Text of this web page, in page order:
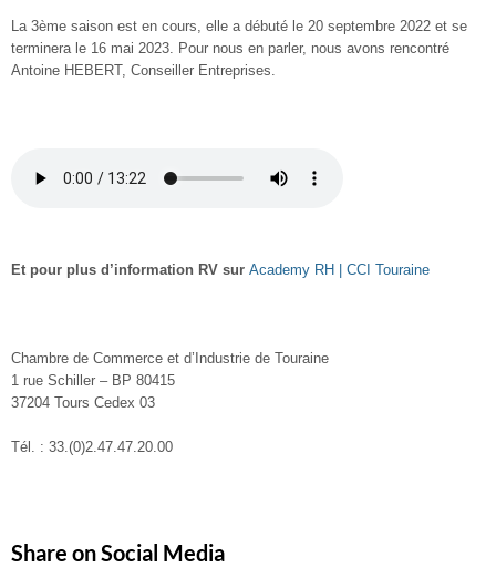
La 3ème saison est en cours, elle a débuté le 20 septembre 2022 et se
terminera le 16 mai 2023. Pour nous en parler, nous avons rencontré
Antoine HEBERT, Conseiller Entreprises.
Et pour plus d’information RV sur Academy RH | CCI Touraine
Chambre de Commerce et d’Industrie de Touraine
1 rue Schiller – BP 80415
37204 Tours Cedex 03
Tél. : 33.(0)2.47.47.20.00
Share on Social Media